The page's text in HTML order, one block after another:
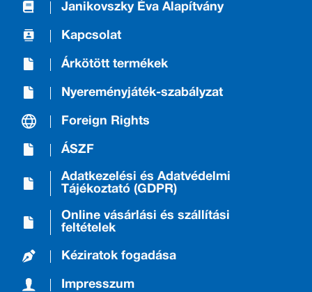
Janikovszky Éva Alapítvány
Kapcsolat
Árkötött termékek
Nyereményjáték-szabályzat
Foreign Rights
ÁSZF
Adatkezelési és Adatvédelmi
Tájékoztató (GDPR)
Online vásárlási és szállítási
feltételek
Kéziratok fogadása
Impresszum